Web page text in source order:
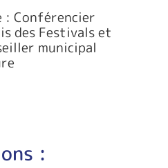
: Conférencier
des Festivals et
municipal
: